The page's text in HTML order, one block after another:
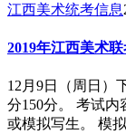
江西美术统考信息
2019年江西美术
12月9日（周日）
分150分。 考试
或模拟写生。 模